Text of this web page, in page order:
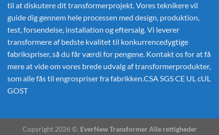
til at diskutere dit transformerprojekt. Vores teknikere vil
guide dig gennem hele processen med design, produktion,
test, forsendelse, installation og eftersalg. Vi leverer
transformere af bedste kvalitet til konkurrencedygtige
fabrikspriser, så du får værdi for pengene. Kontakt os for at få
mere at vide om vores brede udvalg af transformerprodukter,
som alle fås til engrospriser fra fabrikken.CSA SGS CE UL cUL
GOST
Copyright 2026 ©. EverNew Transformer Alle rettigheder